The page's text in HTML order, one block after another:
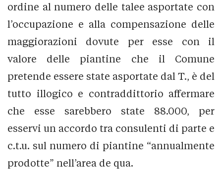
ordine al numero delle talee asportate con
l’occupazione e alla compensazione delle
maggiorazioni dovute per esse con il
valore delle piantine che il Comune
pretende essere state asportate dal T., è del
tutto illogico e contraddittorio affermare
che esse sarebbero state 88.000, per
esservi un accordo tra consulenti di parte e
c.t.u. sul numero di piantine “annualmente
prodotte” nell’area de qua.